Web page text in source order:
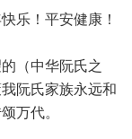
乐！平安健康！
（中华阮氏之
阮氏家族永远和
万代。